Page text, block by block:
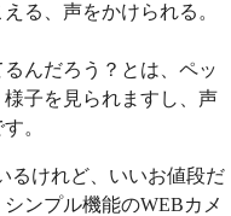
る、声をかけられる。
んだろう？とは、ペッ
子を見られますし、声
。
るけれど、いいお値段だ
ンプル機能のWEBカメ